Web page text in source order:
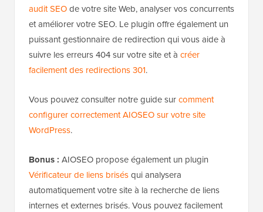
audit SEOde votre site Web, analyser vos concurrents
et améliorer votre SEO. Le plugin offre également un
puissant gestionnaire de redirection qui vous aide à
suivre les erreurs 404 sur votre site et à créer
facilement des redirections 301.
Vous pouvez consulter notre guide surcomment
configurer correctement AIOSEO sur votre site
WordPress.
Bonus : AIOSEO propose également un plugin
Vérificateur de liens brisésqui analysera
automatiquement votre site à la recherche de liens
internes et externes brisés. Vous pouvez facilement